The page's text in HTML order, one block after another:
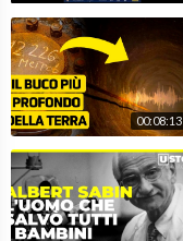
00:08:13